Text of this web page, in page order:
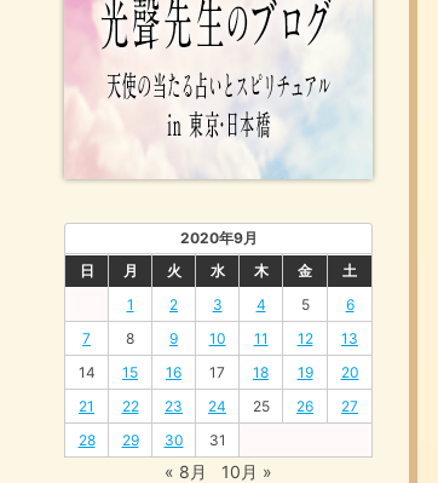
2020年9月
日
月 火 水 木 金
土
1
2 3 4 5
6
7
8 9 10 11 12
13
14
15 16 17 18 19
20
21
22 23 24 25 26
27
28
29 30 31
« 8月
10月 »